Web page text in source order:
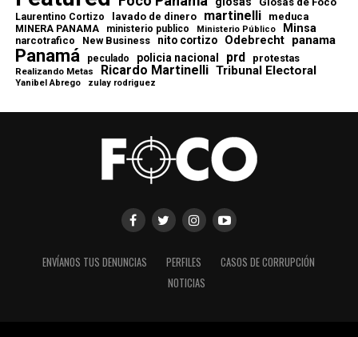
Laurentino Cortizo lavado de dinero martinelli meduca
MINERA PANAMA ministerio publico Ministerio Público Minsa
narcotrafico New Business nito cortizo Odebrecht panama
Panamá peculado policia nacional prd protestas
Realizando Metas Ricardo Martinelli Tribunal Electoral
Yanibel Abrego zulay rodriguez
ENVÍANOS TUS DENUNCIAS PERFILES
CASOS DE CORRUPCIÓN
NOTICIAS